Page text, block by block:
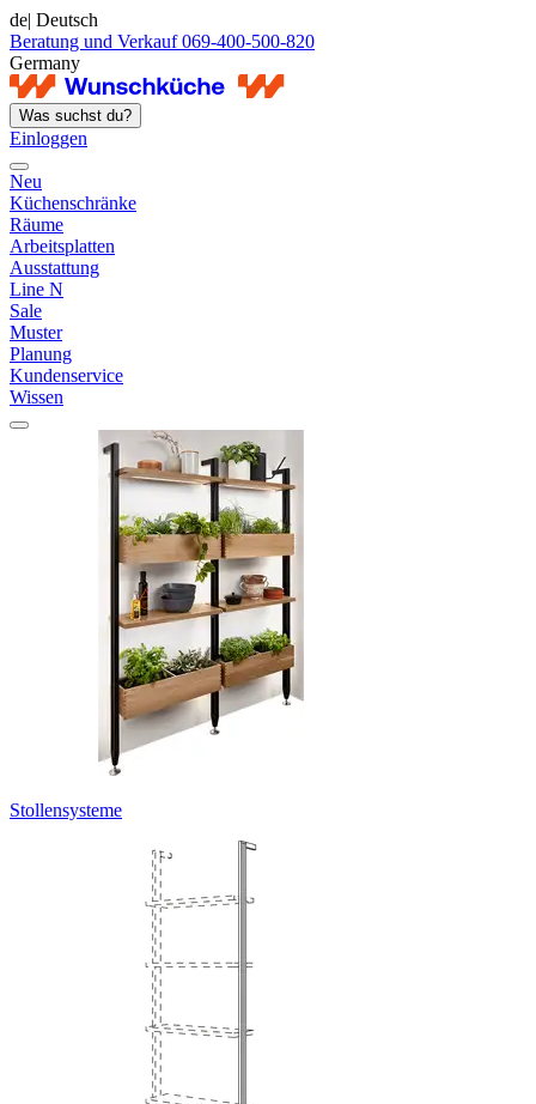
de| Deutsch
Beratung und Verkauf 069-400-500-820
Germany
Was suchst du?
Einloggen
Neu
Küchenschränke
Räume
Arbeitsplatten
Ausstattung
Line N
Sale
Muster
Planung
Kundenservice
Wissen
Stollensysteme